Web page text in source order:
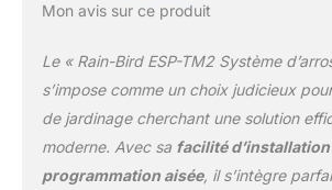
l'arrosage
jours et
l'épuisement
réglé. Le
Mon avis sur ce produit
Le « Rain-Bird ESP-TM2 Système
s’impose comme un choix judicieux
de jardinage cherchant une solution
moderne. Avec sa facilité d’installation
programmation aisée, il s’intègre